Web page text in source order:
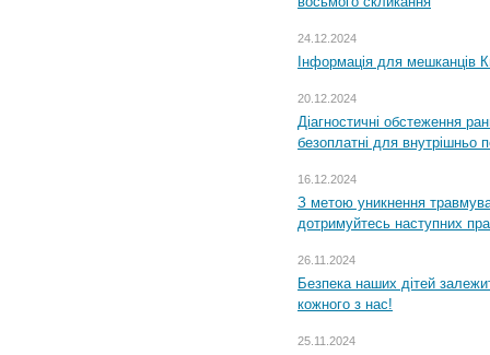
24.12.2024
Інформація для мешканців
20.12.2024
Діагностичні обстеження
безоплатні для внутрішньо
16.12.2024
З метою уникнення
дотримуйтесь наступних
26.11.2024
Безпека наших дітей
кожного з нас!
25.11.2024